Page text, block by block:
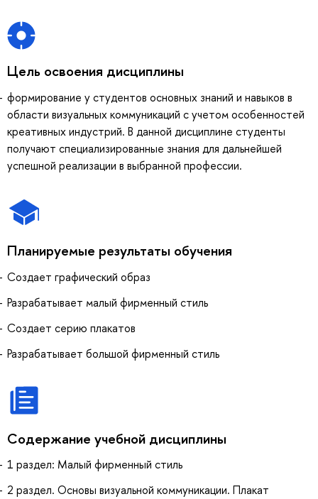
Цель освоения дисциплины
формирование у студентов основных знаний и навыков в
области визуальных коммуникаций с учетом особенностей
креативных индустрий. В данной дисциплине студенты
получают специализированные знания для дальнейшей
успешной реализации в выбранной профессии.
Планируемые результаты обучения
Создает графический образ
Разрабатывает малый фирменный стиль
Создает серию плакатов
Разрабатывает большой фирменный стиль
Содержание учебной дисциплины
1 раздел: Малый фирменный стиль
2 раздел. Основы визуальной коммуникации. Плакат